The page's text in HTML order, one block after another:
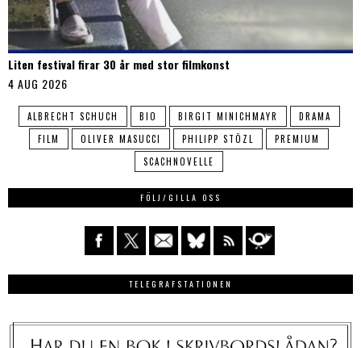
Liten festival firar 30 år med stor filmkonst
4 AUG 2026
ALBRECHT SCHUCH BIO BIRGIT MINICHMAYR
DRAMA
FILM
OLIVER MASUCCI PHILIPP STÖZL
PREMIUM
SCACHNOVELLE
FÖLJ/GILLA OSS
TELEGRAFSTATIONEN